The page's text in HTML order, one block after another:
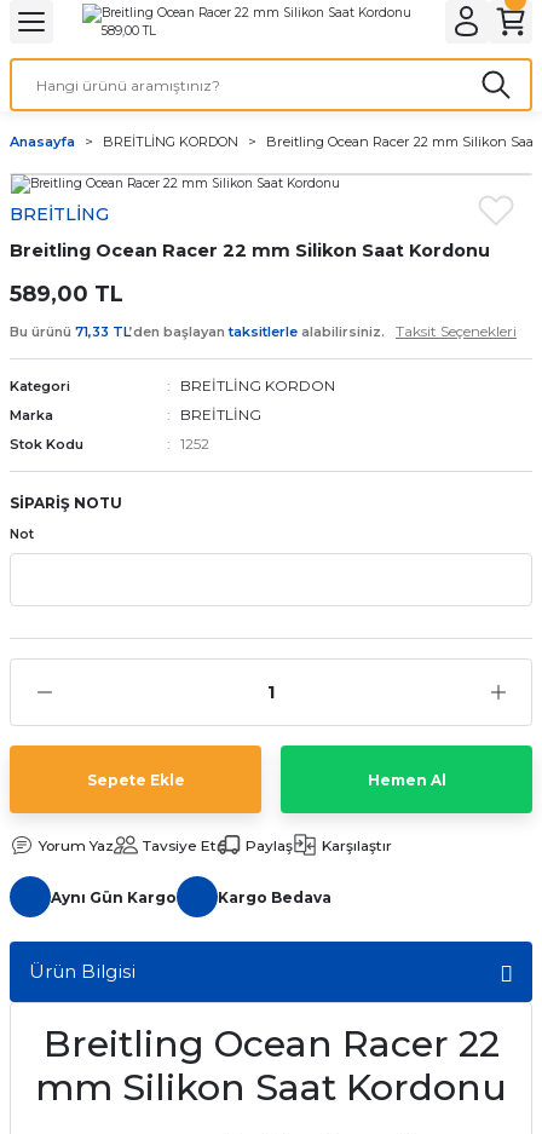
& ELEKTİRİK AYDINLATMA & ELEKTRİK
ve Cihaz Pilleri
ÇEŞİTLERİ
Kordon Çeşitleri
Kordonları
saat kordonu
Kordonları
Anasayfa BREİTLİNG KORDON Breitling Ocean Racer 22 mm Silikon
BREİTLİNG
Breitling Ocean Racer 22 mm Silikon Saat Kordonu
589,00 TL
Bu ürünü 71,33 TL’den başlayantaksitlerle alabilirsiniz. Taksit Seçenekleri
Kategori BREİTLİNG KORDON
Marka BREİTLİNG
Stok Kodu 1252
SİPARİŞ NOTU
Not
Sepete Ekle Hemen Al
Yorum Yaz Tavsiye Et Paylaş Karşılaştır
Aynı Gün Kargo Kargo Bedava
Ürün Bilgisi
Breitling Ocean Racer 22
mm Silikon Saat Kordonu